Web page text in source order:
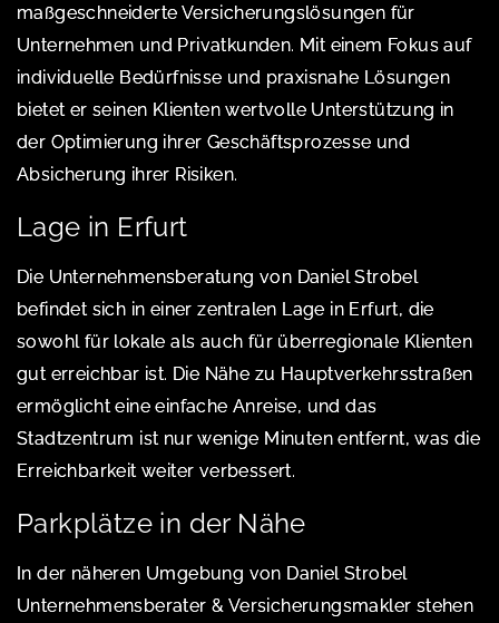
maßgeschneiderte Versicherungslösungen für
Unternehmen und Privatkunden. Mit einem Fokus auf
individuelle Bedürfnisse und praxisnahe Lösungen
bietet er seinen Klienten wertvolle Unterstützung in
der Optimierung ihrer Geschäftsprozesse und
Absicherung ihrer Risiken.
Lage in Erfurt
Die Unternehmensberatung von Daniel Strobel
befindet sich in einer zentralen Lage in Erfurt, die
sowohl für lokale als auch für überregionale Klienten
gut erreichbar ist. Die Nähe zu Hauptverkehrsstraßen
ermöglicht eine einfache Anreise, und das
Stadtzentrum ist nur wenige Minuten entfernt, was die
Erreichbarkeit weiter verbessert.
Parkplätze in der Nähe
In der näheren Umgebung von Daniel Strobel
Unternehmensberater & Versicherungsmakler stehen